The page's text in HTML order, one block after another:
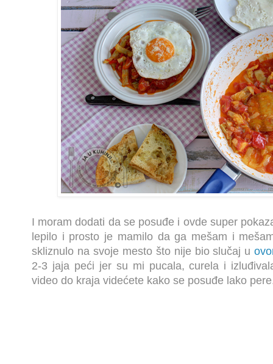
I moram dodati da se posuđe i ovde super
lepilo i prosto je mamilo da ga mešam i
skliznulo na svoje mesto što nije bio slučaj u
2-3 jaja peći jer su mi pucala, curela i
video do kraja videćete kako se posuđe lako